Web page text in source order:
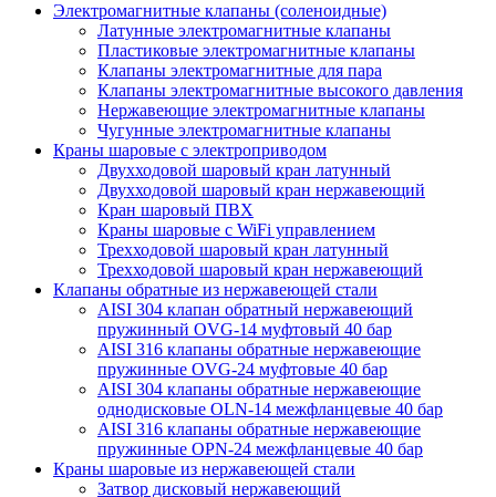
Электромагнитные клапаны (соленоидные)
Латунные электромагнитные клапаны
Пластиковые электромагнитные клапаны
Клапаны электромагнитные для пара
Клапаны электромагнитные высокого давления
Нержавеющие электромагнитные клапаны
Чугунные электромагнитные клапаны
Краны шаровые с электроприводом
Двухходовой шаровый кран латунный
Двухходовой шаровый кран нержавеющий
Кран шаровый ПВХ
Краны шаровые с WiFi управлением
Трехходовой шаровый кран латунный
Трехходовой шаровый кран нержавеющий
Клапаны обратные из нержавеющей стали
AISI 304 клапан обратный нержавеющий
пружинный OVG-14 муфтовый 40 бар
AISI 316 клапаны обратные нержавеющие
пружинные OVG-24 муфтовые 40 бар
AISI 304 клапаны обратные нержавеющие
однодисковые OLN-14 межфланцевые 40 бар
AISI 316 клапаны обратные нержавеющие
пружинные OPN-24 межфланцевые 40 бар
Краны шаровые из нержавеющей стали
Затвор дисковый нержавеющий